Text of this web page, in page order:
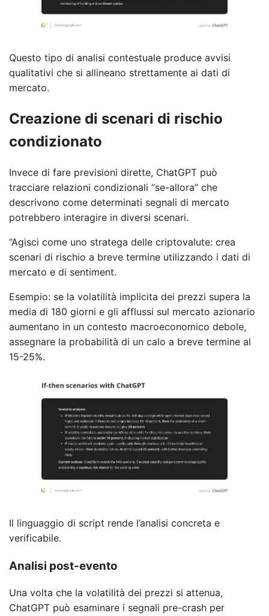
Questo tipo di analisi contestuale produce avvisi
qualitativi che si allineano strettamente ai dati di
mercato.
Creazione di scenari di rischio
condizionato
Invece di fare previsioni dirette, ChatGPT può
tracciare relazioni condizionali “se-allora” che
descrivono come determinati segnali di mercato
potrebbero interagire in diversi scenari.
“Agisci come uno stratega delle criptovalute: crea
scenari di rischio a breve termine utilizzando i dati di
mercato e di sentiment.
Esempio: se la volatilità implicita dei prezzi supera la
media di 180 giorni e gli afflussi sul mercato azionario
aumentano in un contesto macroeconomico debole,
assegnare la probabilità di un calo a breve termine al
15-25%.
Il linguaggio di script rende l’analisi concreta e
verificabile.
Analisi post-evento
Una volta che la volatilità dei prezzi si attenua,
ChatGPT può esaminare i segnali pre-crash per